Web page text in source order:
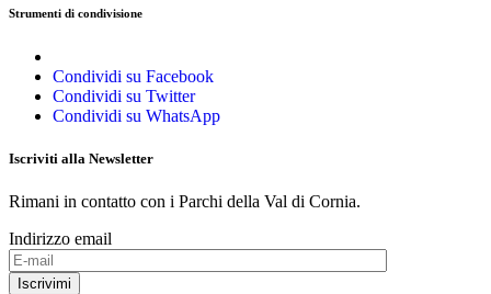
Strumenti di condivisione
Condividi su Facebook
Condividi su Twitter
Condividi su WhatsApp
Iscriviti alla Newsletter
Rimani in contatto con i Parchi della Val di Cornia.
Indirizzo email
Iscrivimi